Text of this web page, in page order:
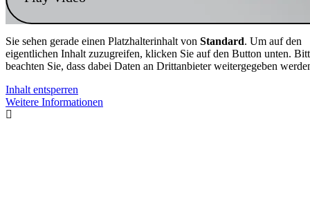
Sie sehen gerade einen Platzhalterinhalt von Standard. Um auf den
eigentlichen Inhalt zuzugreifen, klicken Sie auf den Button unten.
beachten Sie, dass dabei Daten an Drittanbieter weitergegeben
Inhalt entsperren
Weitere Informationen